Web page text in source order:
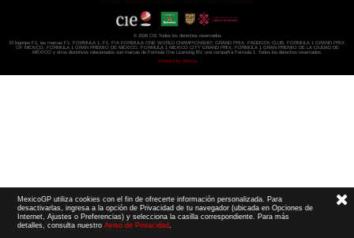
© 2026 CIE Todos los derechos reservados
El logotipo F1, las marcas F1, FORMULA 1, F1, FIA FORMULA ONE WORLD CHAMPIONSHIP, GRAND PRIX, PADDOCK CLUB,
FORMULA 1 GRAND PRIX
OF MEXICO, FORMULA 1 GRAN PREMIO DE MÉXICO, FORMULA 1 MEXICO CITY GRAND PRIX, FORMULA 1 GRAN PREMIO DE LA CIUDAD DE
MÉXICO y otros distintivosrelacionados son marcas de Formula One Licensing BV, una compañía Formula 1. Todos los derechos reservados.
Website by Alucina
MexicoGP utiliza cookies con el fin de ofrecerte información personalizada. Para
desactivarlas, ingresa a la opción de Privacidad de tu navegador (ubicada en Opciones de
Internet, Ajustes o Preferencias) y selecciona la casilla correspondiente. Para más
detalles, consulta nuestroAviso de Privacidad.